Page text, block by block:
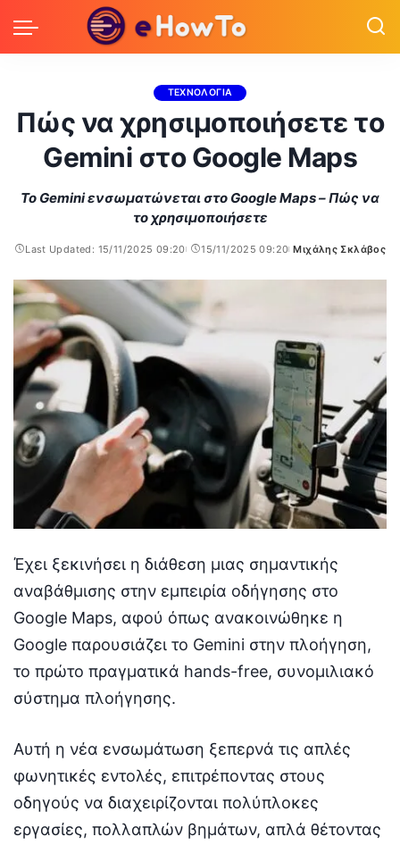
ΤΕΧΝΟΛΟΓΙΑ
Πώς να χρησιμοποιήσετε τo
Gemini στο Google Maps
To Gemini ενσωματώνεται στο Google Maps – Πώς να
το χρησιμοποιήσετε
Last Updated: 15/11/2025 09:20 15/11/2025 09:20
Posted
Μιχάλης Σκλάβος
Έχει ξεκινήσει η διάθεση μιας σημαντικής
αναβάθμισης στην εμπειρία οδήγησης στο
Google Maps, αφού όπως ανακοινώθηκε η
Google παρουσιάζει το Gemini στην πλοήγηση,
το πρώτο πραγματικά hands-free, συνομιλιακό
σύστημα πλοήγησης.
Αυτή η νέα ενσωμάτωση ξεπερνά τις απλές
φωνητικές εντολές, επιτρέποντας στους
οδηγούς να διαχειρίζονται πολύπλοκες
εργασίες, πολλαπλών βημάτων, απλά θέτοντας